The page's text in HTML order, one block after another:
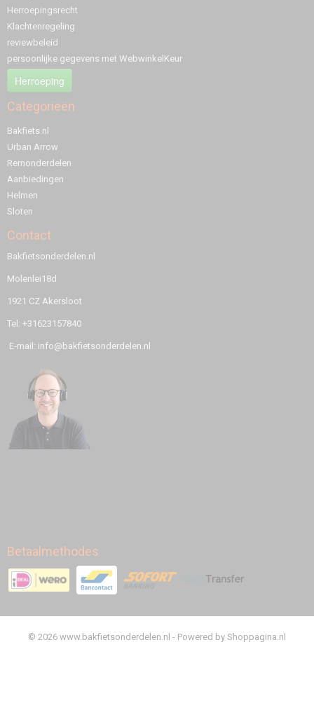
Herroepingsrecht
Klachtenregeling
reviewbeleid
persoonlijke gegevens met WebwinkelKeur
Herroeping
Categorieën
Bakfiets.nl
Urban Arrow
Remonderdelen
Aanbiedingen
Helmen
Sloten
Contact
Bakfietsonderdelen.nl
Molenlei18d
1921 CZ Akersloot
Tel: +31623157840
E-mail: info@bakfietsonderdelen.nl
Betaalmethodes
© 2026 www.bakfietsonderdelen.nl - Powered by Shoppagina.nl